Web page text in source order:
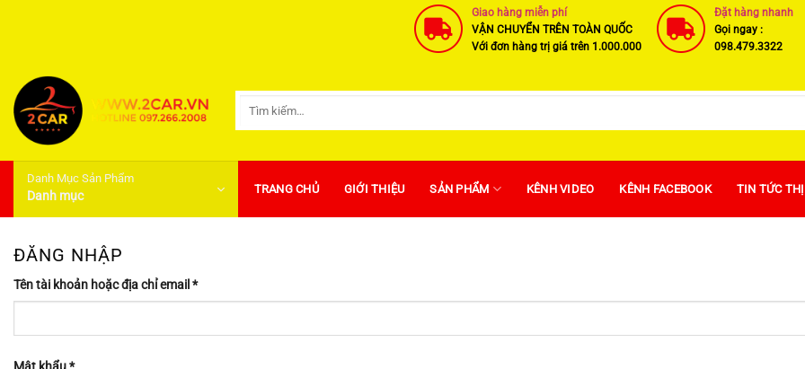
dung
Giao hàng miễn phí
VẬN CHUYỂN TRÊN TOÀN QUỐC
Với đơn hàng trị giá trên 1.000.000
Đặt hàng nhanh
Gọi ngay :
098.479.3322
Danh Mục Sản Phẩm
Danh mục TRANG CHỦ GIỚI THIỆU SẢN PHẨM KÊNH VIDEO KÊNH FACEBOOK TIN TỨC
ĐĂNG NHẬP
Tên tài khoản hoặc địa chỉ email *Bắt
buộc